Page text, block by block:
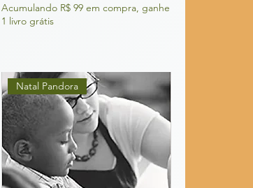
Acumulando R$ 99 em compra, ganhe
1 livro grátis
Natal Pandora